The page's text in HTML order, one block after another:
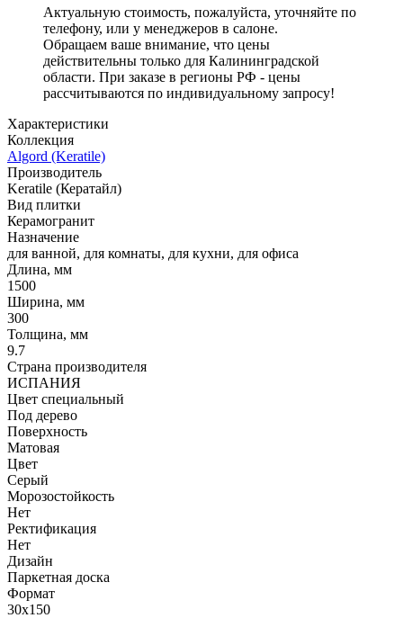
Актуальную стоимость, пожалуйста, уточняйте по
телефону, или у менеджеров в салоне.
Обращаем ваше внимание, что цены
действительны только для Калининградской
области. При заказе в регионы РФ - цены
рассчитываются по индивидуальному запросу!
Характеристики
Коллекция
Algord (Keratile)
Производитель
Keratile (Кератайл)
Вид плитки
Керамогранит
Назначение
для ванной, для комнаты, для кухни, для офиса
Длина, мм
1500
Ширина, мм
300
Толщина, мм
9.7
Страна производителя
ИСПАНИЯ
Цвет специальный
Под дерево
Поверхность
Матовая
Цвет
Серый
Морозостойкость
Нет
Ректификация
Нет
Дизайн
Паркетная доска
Формат
30х150